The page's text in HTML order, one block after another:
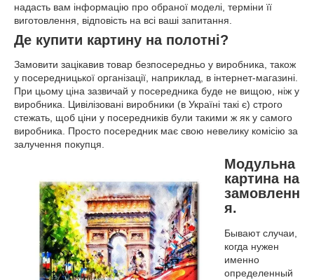
надасть вам інформацію про обраної моделі, терміни її
виготовлення, відповість на всі ваші запитання.
Де купити картину на полотні?
Замовити зацікавив товар безпосередньо у виробника, також
у посередницької організації, наприклад, в інтернет-магазині.
При цьому ціна зазвичай у посередника буде не вищою, ніж у
виробника. Цивілізовані виробники (в Україні такі є) строго
стежать, щоб ціни у посередників були такими ж як у самого
виробника. Просто посередник має свою невелику комісію за
залучення покупця.
Модульна
картина на
замовленн
я.
Бывают случаи,
когда нужен
именно
определенный